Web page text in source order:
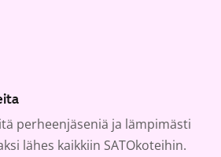
perheenjäseniä ja lämpimästi
lähes kaikkiin SATOkoteihin.